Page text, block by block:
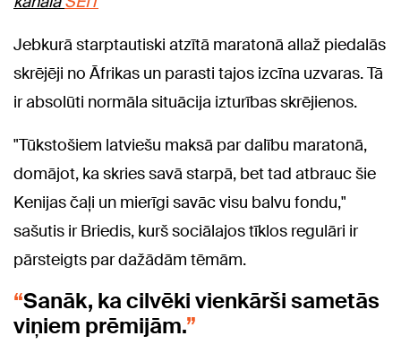
Jebkurā starptautiski atzītā maratonā allaž piedalās
skrējēji no Āfrikas un parasti tajos izcīna uzvaras. Tā
ir absolūti normāla situācija izturības skrējienos.
"Tūkstošiem latviešu maksā par dalību maratonā,
domājot, ka skries savā starpā, bet tad atbrauc šie
Kenijas čaļi un mierīgi savāc visu balvu fondu,"
sašutis ir Briedis, kurš sociālajos tīklos regulāri ir
pārsteigts par dažādām tēmām.
Sanāk, ka cilvēki vienkārši sametās
viņiem prēmijām.